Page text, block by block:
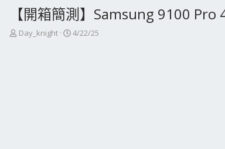
【開箱簡測】Samsung 9100 Pro
主
Day_knight
開
4/22/25